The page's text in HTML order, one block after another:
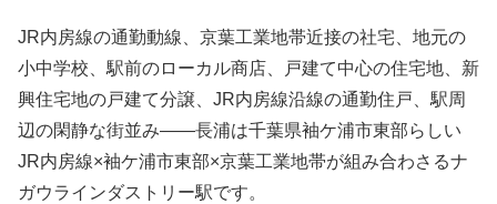
JR内房線の通勤動線、京葉工業地帯近接の社宅、地元の
小中学校、駅前のローカル商店、戸建て中心の住宅地、新
興住宅地の戸建て分譲、JR内房線沿線の通勤住戸、駅周
辺の閑静な街並み――長浦は千葉県袖ケ浦市東部らしい
JR内房線×袖ケ浦市東部×京葉工業地帯が組み合わさるナ
ガウラインダストリー駅です。